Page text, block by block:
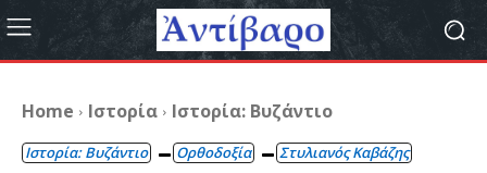
Home Ιστορία Ιστορία: Βυζάντιο
Ιστορία: Βυζάντιο Ορθοδοξία Στυλιανός Καβάζης